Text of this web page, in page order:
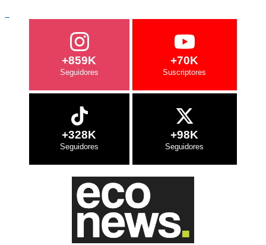
+859K +70K
+328K +98K